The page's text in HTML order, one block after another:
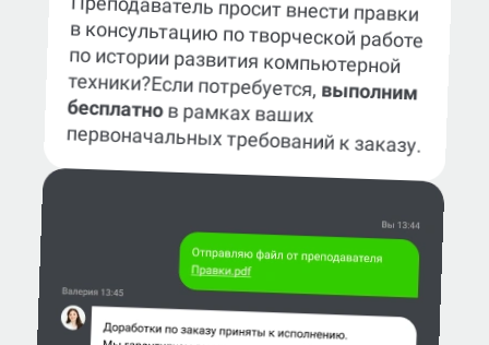
Преподаватель просит внести правки
в консультацию по творческой работе
по истории развития компьютерной
техники?Если потребуется, выполним
бесплатнов рамках ваших
первоначальных требований к заказу.